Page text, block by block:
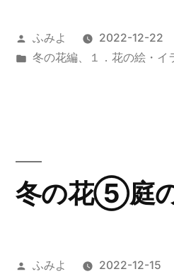
投
稿
ふみよ
2022-12-22
カ
冬の花編、 １．花の絵・イ
冬の花⑤庭
投
ふみよ
2022-12-15